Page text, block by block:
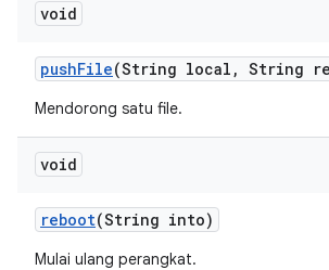
void
pushFile(String local , String
Mendorong satu file.
void
reboot(String into)
Mulai ulang perangkat.